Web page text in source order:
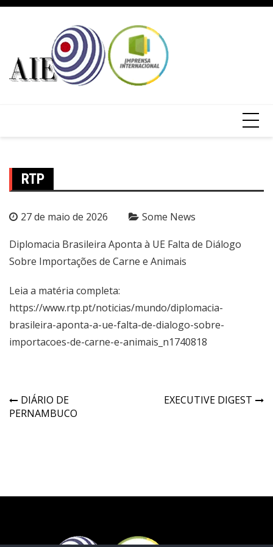
RTP
27 de maio de 2026 Some News
Diplomacia Brasileira Aponta à UE Falta de Diálogo
Sobre Importações de Carne e Animais
Leia a matéria completa:
https://www.rtp.pt/noticias/mundo/diplomacia-
brasileira-aponta-a-ue-falta-de-dialogo-sobre-
importacoes-de-carne-e-animais_n1740818
DIÁRIO DE
PERNAMBUCO
EXECUTIVE DIGEST